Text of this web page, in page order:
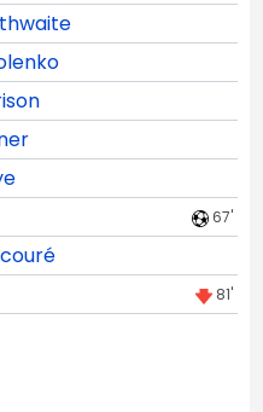
67'
81'